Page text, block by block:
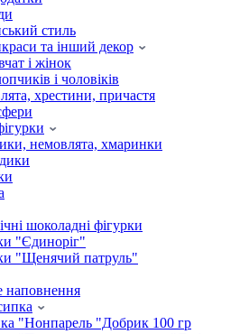
стиль
та інший декор
і жінок
і чоловіків
хрестини, причастя
немовлята, хмаринки
шоколадні фігурки
"Єдиноріг"
"Щенячий патруль"
наповнення
"Нонпарель "Добрик 100 гр